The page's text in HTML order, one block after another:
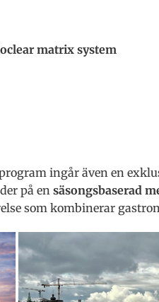
matrix system
ingår även en
på en säsongsbaserad
som kombinerar